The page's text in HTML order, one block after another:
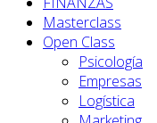
Masterclass
Open Class
Psicología
Empresas
Logística